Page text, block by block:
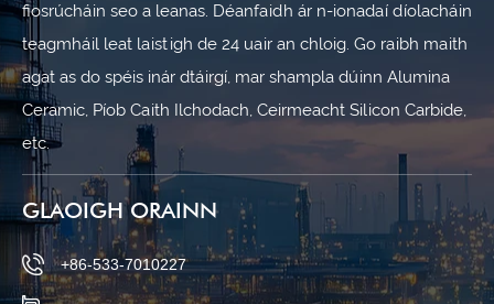
fiosrúcháin seo a leanas. Déanfaidh ár n-ionadaí díolacháin
teagmháil leat laistigh de 24 uair an chloig. Go raibh maith
agat as do spéis inár dtáirgí, mar shampla dúinn Alumina
Ceramic, Píob Caith Ilchodach, Ceirmeacht Silicon Carbide,
etc.
GLAOIGH ORAINN
+86-533-7010227